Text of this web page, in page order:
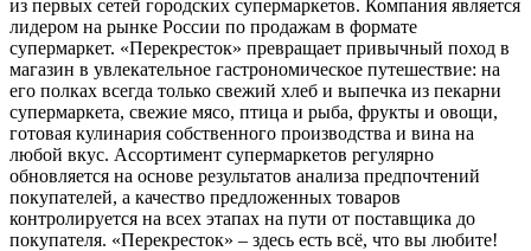
из первых сетей городских супермаркетов. Компания является
лидером на рынке России по продажам в формате
супермаркет. «Перекресток» превращает привычный поход в
магазин в увлекательное гастрономическое путешествие: на
его полках всегда только свежий хлеб и выпечка из пекарни
супермаркета, свежие мясо, птица и рыба, фрукты и овощи,
готовая кулинария собственного производства и вина на
любой вкус. Ассортимент супермаркетов регулярно
обновляется на основе результатов анализа предпочтений
покупателей, а качество предложенных товаров
контролируется на всех этапах на пути от поставщика до
покупателя. «Перекресток» – здесь есть всё, что вы любите!